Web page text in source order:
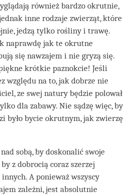
również bardzo okrutnie,
inne rodzaje zwierząt, które
jedzą tylko rośliny i trawę.
naprawdę jak te okrutne
się nawzajem i nie gryzą się.
krótkie paznokcie! Jeśli
względu na to, jak dobrze nie
ze swej natury będzie polował
dla zabawy. Nie sądzę więc, by
było bycie okrutnym, jak zwierzę
sobą, by doskonalić swoje
z dobrocią coraz szerzej
A ponieważ wszyscy
zależni, jest absolutnie